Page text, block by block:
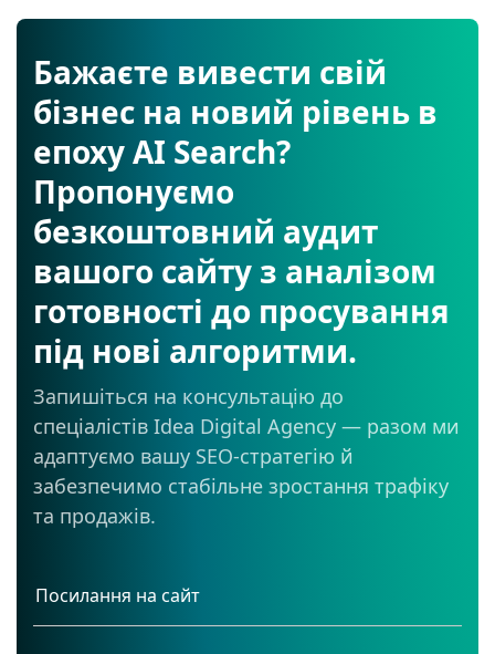
Бажаєте вивести свій
бізнес на новий рівень в
епоху AI Search?
Пропонуємо
безкоштовний аудит
вашого сайту з аналізом
готовності до просування
під нові алгоритми.
Запишіться на консультацію до
спеціалістів Idea Digital Agency — разом ми
адаптуємо вашу SEO-стратегію й
забезпечимо стабільне зростання трафіку
та продажів.